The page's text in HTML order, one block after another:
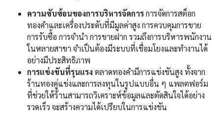
ความซับซ้อนของการบริหารจัดการการจัดการสต็อก
ทองคำและเครื่องประดับที่มีมูลค่าสูง การควบคุมการขาย
การรับซื้อ การจำนำ การขายฝาก รวมถึงการบริหารพนักงาน
ในหลายสาขา จำเป็นต้องมีระบบที่เชื่อมโยงและทำงานได้
อย่างมีประสิทธิภาพ
การแข่งขันที่รุนแรง ตลาดทองคำมีการแข่งขันสูง ทั้งจาก
ร้านทองคู่แข่งและการลงทุนในรูปแบบอื่น ๆ แพลตฟอร์ม
ที่ช่วยให้ร้านสามารถวิเคราะห์ข้อมูลและตัดสินใจได้อย่าง
รวดเร็ว จะสร้างความได้เปรียบในการแข่งขัน